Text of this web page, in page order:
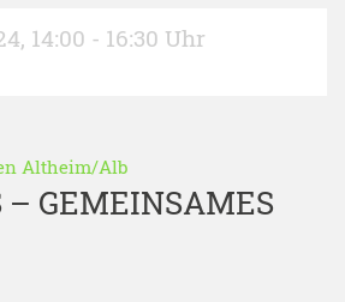
, 14:00 - 16:30 Uhr
Altheim/Alb
– GEMEINSAMES